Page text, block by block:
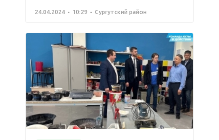
24.04.2024 10:29 Сургутский район